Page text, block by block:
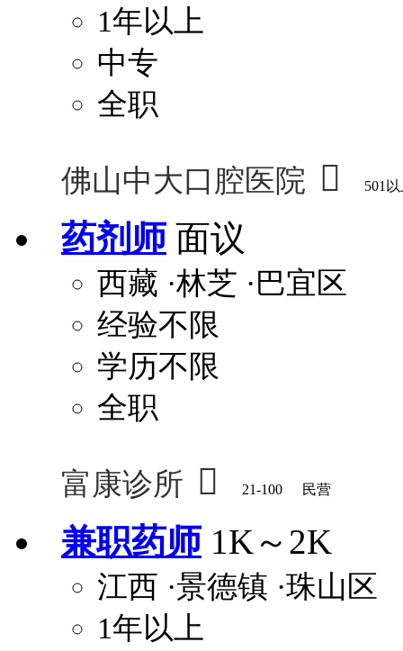
1年以上
中专
全职
佛山中大口腔医院  501
药剂师 面议
西藏 ·林芝 ·巴宜区
经验不限
学历不限
全职
富康诊所  21-100 民营
兼职药师 1K～2K
江西 ·景德镇 ·珠山区
1年以上